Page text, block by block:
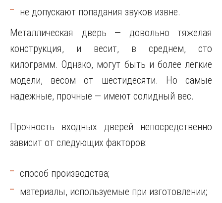
не допускают попадания звуков извне.
Металлическая дверь — довольно тяжелая
конструкция, и весит, в среднем, сто
килограмм. Однако, могут быть и более легкие
модели, весом от шестидесяти. Но самые
надежные, прочные — имеют солидный вес.
Прочность входных дверей непосредственно
зависит от следующих факторов:
способ производства;
материалы, используемые при изготовлении;